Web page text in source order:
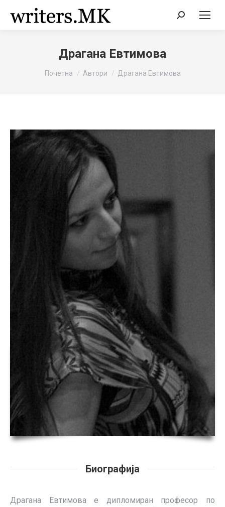
Search:
Драгана Евтимова
You are here:
Почетна Автори Драгана Евтимова
Биографија
Драгана Евтимова е дипломиран професор по